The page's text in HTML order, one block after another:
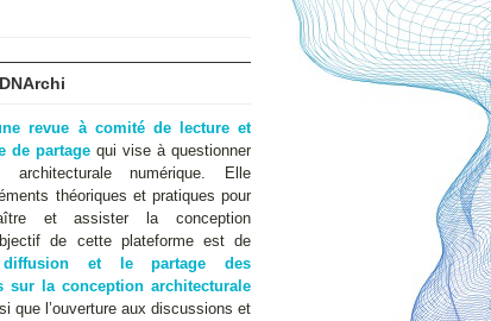
revue à comité de lecture et
de partage qui vise à questionner
architecturale numérique. Elle
théoriques et pratiques pour
et assister la conception
de cette plateforme est de
et le partage des
sur la conception architecturale
que l’ouverture aux discussions et